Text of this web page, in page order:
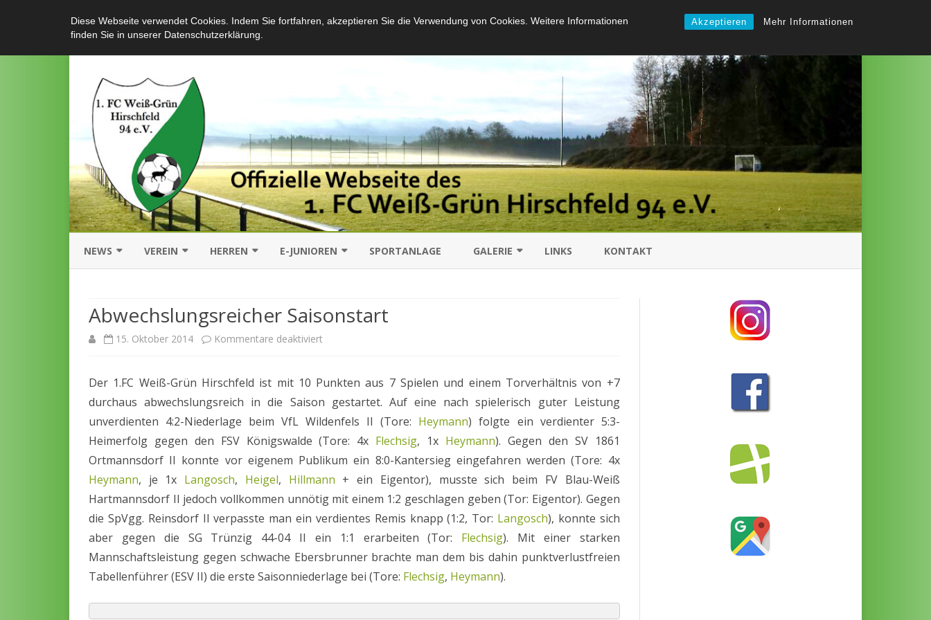
Diese Webseite verwendet Cookies. Indem Sie fortfahren, akzeptieren Sie die Verwendung von Cookies. Weitere Informationen
finden Sie in unserer Datenschutzerklärung.
Akzeptieren Mehr Informationen
Skip
to
content
NEWS
SPIELBERICHTE
ARCHIV
VEREIN
CHRONIK
SCHIEDSRICHTER
HERREN E-JUNIOREN SPORTANLAGE GALERIE LINKS KONTAKT
Abwechslungsreicher Saisonstart
15. Oktober 2014 Kommentare deaktiviert
Saisonstart
Der 1.FC Weiß-Grün Hirschfeld ist mit 10 Punkten aus 7 Spielen und einem Torverhältnis von +7
durchaus abwechslungsreich in die Saison gestartet. Auf eine nach spielerisch guter Leistung
unverdienten 4:2-Niederlage beim VfL Wildenfels II (Tore: Heymann) folgte ein verdienter 5:3-
Heimerfolg gegen den FSV Königswalde (Tore: 4x Flechsig, 1x Heymann). Gegen den SV 1861
Ortmannsdorf II konnte vor eigenem Publikum ein 8:0-Kantersieg eingefahren werden (Tore: 4x
Heymann, je 1x Langosch, Heigel, Hillmann + ein Eigentor), musste sich beim FV Blau-Weiß
Hartmannsdorf II jedoch vollkommen unnötig mit einem 1:2 geschlagen geben (Tor: Eigentor). Gegen
die SpVgg. Reinsdorf II verpasste man ein verdientes Remis knapp (1:2, Tor: Langosch), konnte sich
aber gegen die SG Trünzig 44-04 II ein 1:1 erarbeiten (Tor: Flechsig). Mit einer starken
Mannschaftsleistung gegen schwache Ebersbrunner brachte man dem bis dahin punktverlustfreien
Tabellenführer (ESV II) die erste Saisonniederlage bei (Tore: Flechsig, Heymann).